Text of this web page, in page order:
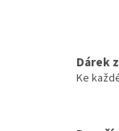
Dárek
Ke